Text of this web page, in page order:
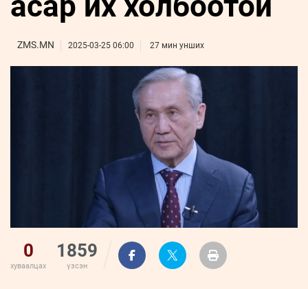
Нэвтрэх
Бизнес
Leaderships
ФОТО
УРЛАГ
ҮНДЭСНИЙ
МЭДЭЭЛЛИЙН
ВИДЕО
ZMS.MN 2025-03-25 06:00 27 мин унших
0
хуваалцах
1859
үзсэн